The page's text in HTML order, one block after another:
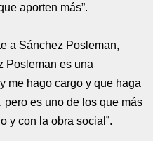
aporten más”.
a Sánchez Posleman,
Posleman es una
me hago cargo y que haga
pero es uno de los que más
y con la obra social”.